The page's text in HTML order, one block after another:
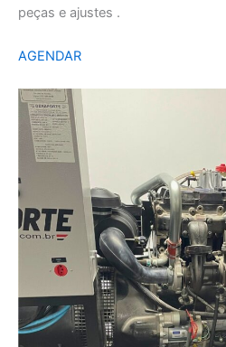
peças e ajustes .
AGENDAR